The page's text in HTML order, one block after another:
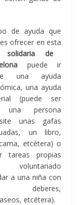
de ayuda que
ofrecer en esta
solidaria de
puede ir
una ayuda
una ayuda
(puede ser
una persona
unas gafas
un libro,
etcétera) o
tareas propias
a una niña con
deberes,
etcétera).